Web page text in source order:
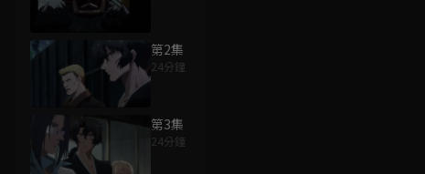
第2集
24分鐘
第3集
24分鐘